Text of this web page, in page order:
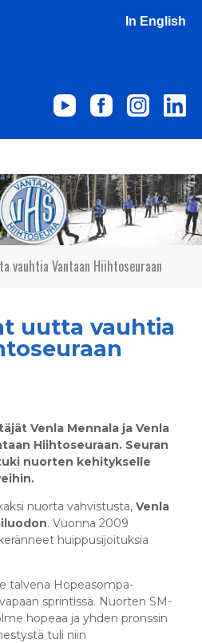
In English
vauhtia Vantaan Hiihtoseuraan
uutta vauhtia
Venla Mennala ja Venla
Hiihtoseuraan. Seuran
nuorten kehitykselle
nuorta vahvistusta, Venla
. Vuonna 2009
huippusijoituksia
talvena Hopeasompa-
sprintissä. Nuorten SM-
hopeaa ja yhden pronssin
tuli niin